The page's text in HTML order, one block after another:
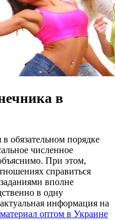
в
обязательном порядке
численное
При этом,
справиться
вполне
в одну
информация на
оптом в Украине